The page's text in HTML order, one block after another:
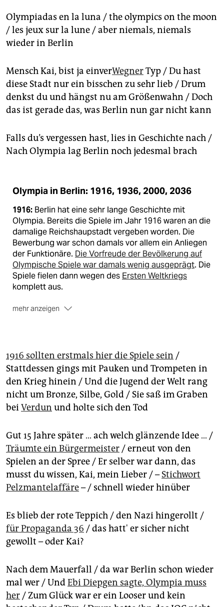
„Träum weiter – Berlin, die 90er“. Als wenig später der
Berliner Senat die erneute Bewerbung für das Jahr
2036 oder später beschloss, war schnell klar: Es muss
eineNeufassung des NOlympia-Raps
Die Welturaufführung gab es kürzlich beim Hoffest
des bis heute existierenden Hausprojektsin der
Kastanienallee.
Das Videofinden Sie hier:
Olympiadas en la luna / the olympics on the moon
/ les jeux sur la lune / aber niemals, niemals
wieder in Berlin
Mensch Kai, bist ja einverWegnerTyp / Du hast
diese Stadt nur ein bisschen zu sehr lieb / Drum
denkst du und hängst nu am Größenwahn / Doch
das ist gerade das, was Berlin nun gar nicht kann
Falls du’s vergessen hast, lies in Geschichte nach /
Nach Olympia lag Berlin noch jedesmal brach
Olympia in Berlin: 1916, 1936, 2000, 2036
1916: Berlin hat eine sehr lange Geschichte mit
Olympia. Bereits die Spiele im Jahr 1916 waren an die
damalige Reichshaupstadt vergeben worden. Die
Bewerbung war schon damals vor allem ein Anliegen
der Funktionäre. Die Vorfreude der Bevölkerung auf
Olympische Spiele war damals wenig ausgeprägt. Die
Spiele fielen dann wegen des Ersten Weltkriegs
komplett aus.
mehr anzeigen
wurde die Bewerbung 1929 noch unter Berlins erstem
Oberbürgermeister Gustav Böß (DDP), der
als Freund
von Sport und Glimmer galt. Wenig später musste er
zurücktreten,weil seine Frau einen Pelzmantel viel zu
billig von windigen Textilherstellern bekommen hatte
Diepgen (CDU) von Olympia im Millenniumsjahr.
Dagegen formierte sich eine starke, teils militante
Anti-Olympia-Bewegung. Allein die Bewerbung
kostete geschätzt 50 Millionen Mark(25 Millionen
Euro) und scheiterte kläglich. Die Spiele wurden an
Sydney vergeben.
2036: Ausgerechnet zum 100-jährigen Jubiläum der
Nazi-Spiele will derBerliner Senat die Spiele wieder in
die Stadt holen. Und das in einer Zeit, in der die
Landesregierungdie Beheizung der Freibäder
nicht einmal klar,ob sich die Stadt gegen die
nationalen Mitbewerber Hamburg, München und
Rhein/Ruhr durchsetzen kann.
1916 sollten erstmals hier die Spiele sein /
Stattdessen gings mit Pauken und Trompeten in
den Krieg hinein / Und die Jugend der Welt rang
nicht um Bronze, Silbe, Gold / Sie saß im Graben
beiVerdun und holte sich den Tod
Gut 15 Jahre später … ach welch glänzende Idee … /
Träumte ein Bürgermeister / erneut von den
Spielen an der Spree / Er selber war dann, das
musst du wissen, Kai, mein Lieber / –Stichwort
Pelzmantelaffäre– / schnell wieder hinüber
Es blieb der rote Teppich / den Nazi hingerollt /
für Propaganda 36 / das hatt' er sicher nicht
gewollt – oder Kai?
Nach dem Mauerfall / da war Berlin schon wieder
mal wer / UndEbi Diepgen sagte, Olympia muss
her / Zum Glück war er ein Looser und kein